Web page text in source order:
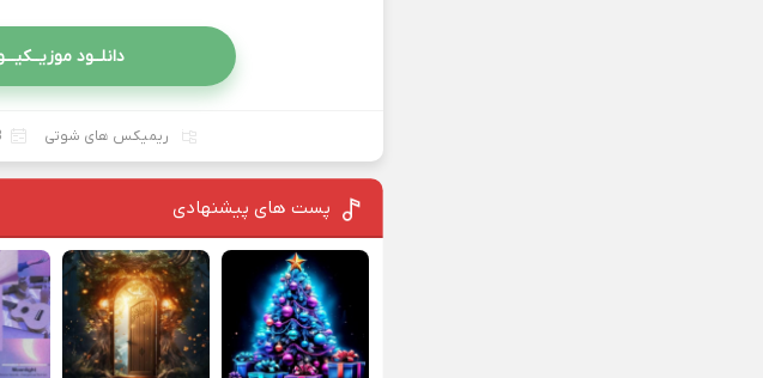
دانلــود
ریمیکس های شوتی 3
پست های پیشنهادی